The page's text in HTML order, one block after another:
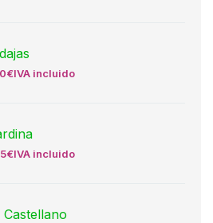
€IVA incluido
€IVA incluido